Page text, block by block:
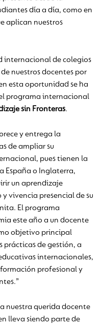
día a día, como en
aplican nuestros
internacional de colegios
nuestros docentes por
esta oportunidad se ha
programa internacional
sin Fronteras.
y entrega la
de ampliar su
pues tienen la
España o Inglaterra,
un aprendizaje
vivencia presencial de su
El programa
este año a un docente
objetivo principal
prácticas de gestión, a
internacionales,
profesional y
nuestra querida docente
lleva siendo parte de